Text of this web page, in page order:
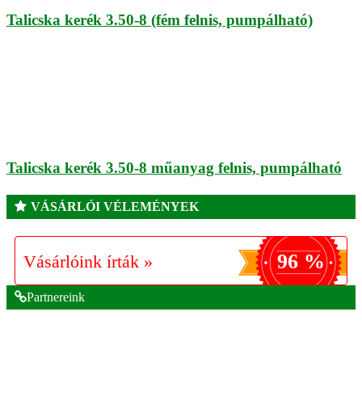
Talicska kerék 3.50-8 (fém felnis, pumpálható)
Talicska kerék 3.50-8 műanyag felnis, pumpálható
VÁSÁRLÓI VÉLEMÉNYEK
Vásárlóink írták » 96 %
Partnereink